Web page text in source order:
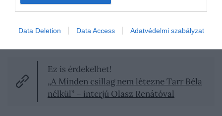
Data Deletion Data Access Adatvédelmi szabályzat
Ez is érdekelhet!
„A Minden csillag nem létezne Tarr Béla
nélkül” – interjú Olasz Renátóval